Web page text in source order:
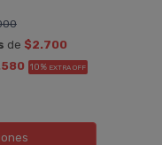
de $2.700
10% EXTRA OFF